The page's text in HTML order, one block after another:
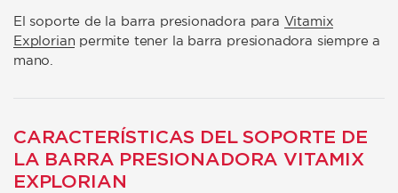
El soporte de la barra presionadora para Vitamix
Explorian permite tener la barra presionadora siempre a
mano.
CARACTERÍSTICAS DEL SOPORTE DE
LA BARRA PRESIONADORA VITAMIX
EXPLORIAN